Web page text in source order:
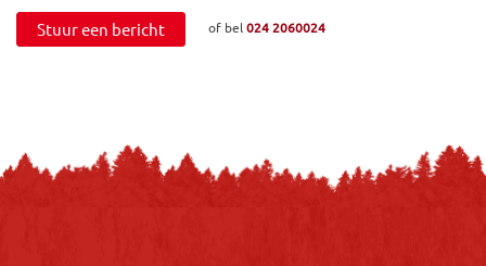
Stuur een bericht of bel024 2060024